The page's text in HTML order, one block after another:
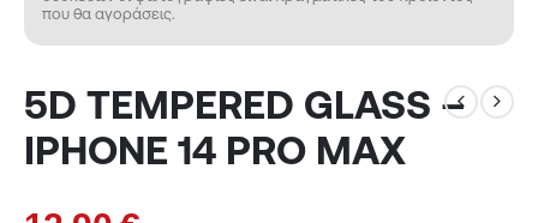
που θα αγοράσεις.
5D TEMPERED GLASS –
IPHONE 14 PRO MAX